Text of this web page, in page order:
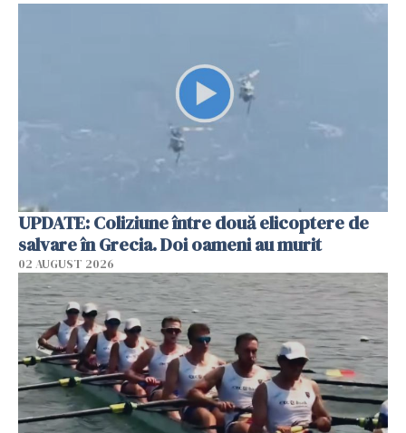
UPDATE: Coliziune între două elicoptere de
salvare în Grecia. Doi oameni au murit
02 AUGUST 2026